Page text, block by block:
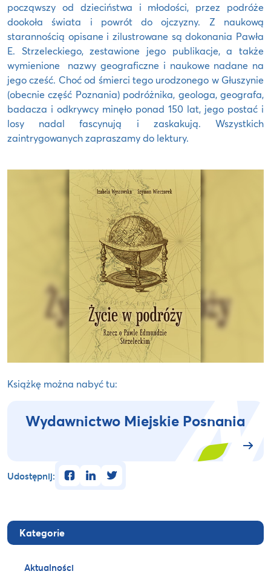
Kategorie
Aktualności
począwszy od dzieciństwa i młodości, przez podróże
dookoła świata i powrót do ojczyzny. Z naukową
starannością opisane i zilustrowane są dokonania Pawła
E. Strzeleckiego, zestawione jego publikacje, a także
wymienione nazwy geograficzne i naukowe nadane na
jego cześć. Choć od śmierci tego urodzonego w Głuszynie
(obecnie część Poznania) podróżnika, geologa, geografa,
badacza i odkrywcy minęło ponad 150 lat, jego postać i
losy nadal fascynują i zaskakują. Wszystkich
zaintrygowanych zapraszamy do lektury.
Książkę można nabyć tu:
Wydawnictwo Miejskie Posnania
Udostępnij: facebooklinkedintwitter